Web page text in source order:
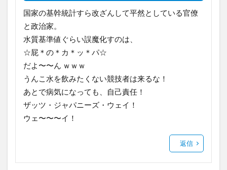
国家の基幹統計すら改ざんして平然としている官僚
と政治家。
水質基準値ぐらい誤魔化すのは、
☆屁＊の＊カ＊ッ＊パ☆
だよ〜〜ん ｗｗｗ
うんこ水を飲みたくない競技者は来るな！
あとで病気になっても、自己責任！
ザッツ・ジャパニーズ・ウェイ！
ウェ〜〜〜イ！
返信